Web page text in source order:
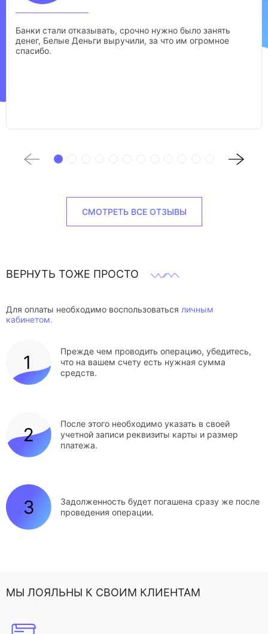
Банки стали отказывать, срочно нужно было занять
денег, Белые Деньги выручили, за что им огромное
спасибо.
СМОТРЕТЬ ВСЕ ОТЗЫВЫ
ВЕРНУТЬ ТОЖЕ ПРОСТО
Для оплаты необходимо воспользоваться личным
кабинетом.
Прежде чем проводить операцию, убедитесь,
что на вашем счету есть нужная сумма
средств.
После этого необходимо указать в своей
учетной записи реквизиты карты и размер
платежа.
Задолженность будет погашена сразу же после
проведения операции.
МЫ ЛОЯЛЬНЫ К СВОИМ КЛИЕНТАМ